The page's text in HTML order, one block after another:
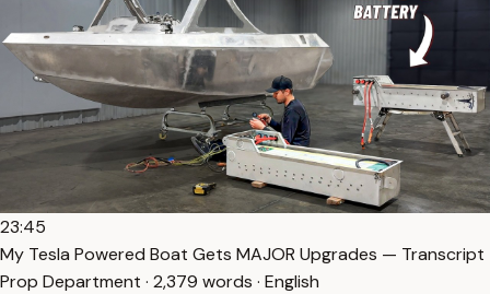
23:45
My Tesla Powered Boat Gets MAJOR Upgrades — Transcript
Prop Department · 2,379 words · English